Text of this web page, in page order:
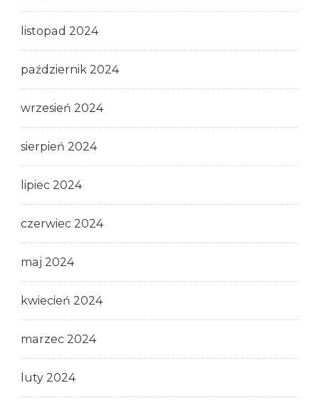
listopad 2024
październik 2024
wrzesień 2024
sierpień 2024
lipiec 2024
czerwiec 2024
maj 2024
kwiecień 2024
marzec 2024
luty 2024